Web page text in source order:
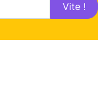
Vite !